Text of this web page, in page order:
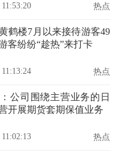
热点
鹤楼7月以来接待游客49
客纷纷“趁热”来打卡
热点
公司围绕主营业务的日
开展期货套期保值业务
热点